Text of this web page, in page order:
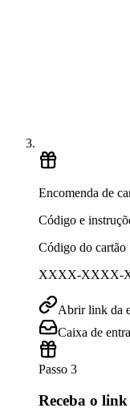
Encomenda de
Código e
Código do cartão
XXXX-XXXX-
Abrir link da
Caixa de
Passo 3
Receba o